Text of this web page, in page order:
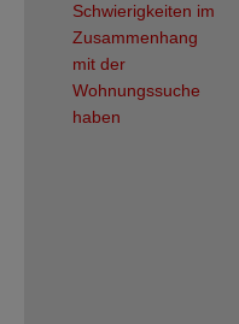
Schwierigkeiten im
Zusammenhang
mit der
Wohnungssuche
haben